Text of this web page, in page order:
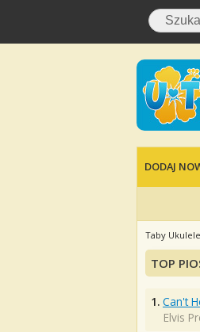
DODAJ
Taby Ukulele
TOP
1. Can't
Elvis